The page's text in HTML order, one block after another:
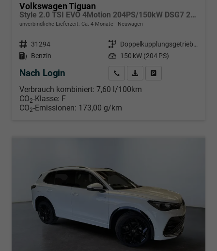
Volkswagen Tiguan
Style 2.0 TSI EVO 4Motion 204PS/150kW DSG7 2026
unverbindliche Lieferzeit: Ca. 4 Monate Neuwagen
Fahrzeugnr. 31294 Getriebe
Doppelkupplungsgetriebe (DSG)
Kraftstoff Benzin Leistung 150 kW (204 PS)
Nach Login Wir rufen Sie anPDF-Datei, Fahrzeugexposé
Verbrauch kombiniert: 7,60 l/100km
CO2-Klasse: F
CO2-Emissionen: 173,00 g/km